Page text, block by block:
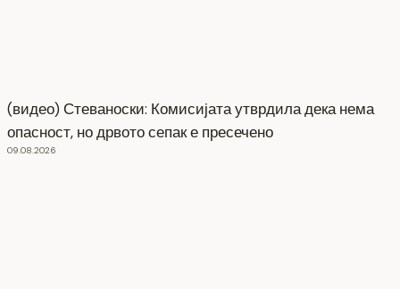
(видео) Стеваноски: Комисијата утврдила дека нема
опасност, но дрвото сепак е пресечено
09.08.2026